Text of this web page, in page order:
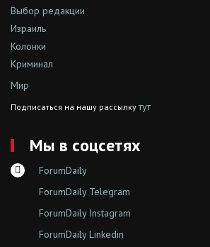
Выбор редакции
Израиль
Колонки
Криминал
Мир
Подписаться на нашу рассылкутут
Мы в соцсетях
ForumDaily
ForumDaily Telegram
ForumDaily Instagram
ForumDaily Linkedin